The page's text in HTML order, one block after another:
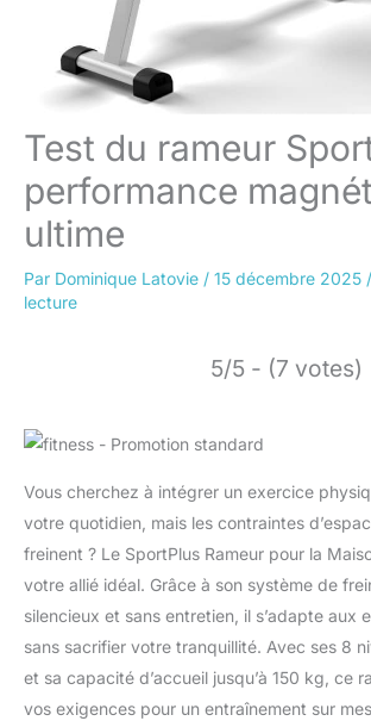
Test du rameur
performance
ultime
Par Dominique Latovie / 15 décembre 2025 /
lecture
5/5 - (7 votes)
Vous cherchez à intégrer un exercice
votre quotidien, mais les contraintes
freinent ? Le SportPlus Rameur pour la
votre allié idéal. Grâce à son système de
silencieux et sans entretien, il s’adapte aux
sans sacrifier votre tranquillité. Avec ses 8
et sa capacité d’accueil jusqu’à 150 kg, ce
vos exigences pour un entraînement sur